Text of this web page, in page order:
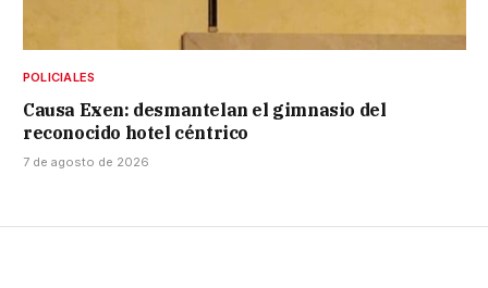
POLICIALES
Causa Exen: desmantelan el gimnasio del
reconocido hotel céntrico
7 de agosto de 2026